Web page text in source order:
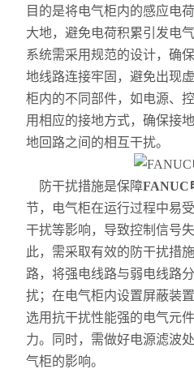
数控连接器
中心出水
目的是将电气柜内的感应电
大地，避免电荷积累引发电
系统需采用规范的设计，确
地线路连接牢固，避免出现
柜内的不同部件，如电源、
用相应的接地方式，确保接
地回路之间的相互干扰。
防干扰措施是保障FANUC
节，电气柜在运行过程中易
干扰等影响，导致控制信号
此，需采取有效的防干扰措
路，将强电线路与弱电线路
扰；在电气柜内设置屏蔽装
选用抗干扰性能强的电气元
力。同时，需做好电源滤波
气柜的影响。